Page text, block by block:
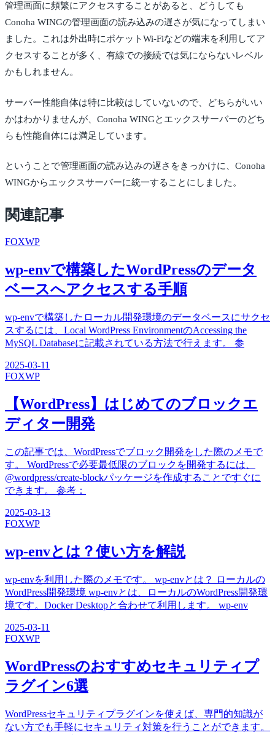
管理画面に頻繁にアクセスすることがあると、どうしても
Conoha WINGの管理画面の読み込みの遅さが気になってしまい
ました。これは外出時にポケットWi-Fiなどの端末を利用してア
クセスすることが多く、有線での接続では気にならないレベル
かもしれません。
サーバー性能自体は特に比較はしていないので、どちらがいい
かはわかりませんが、Conoha WINGとエックスサーバーのどち
らも性能自体には満足しています。
ということで管理画面の読み込みの遅さをきっかけに、Conoha
WINGからエックスサーバーに統一することにしました。
関連記事
FOXWP
wp-envで構築したWordPressのデータ
ベースへアクセスする手順
wp-envで構築したローカル開発環境のデータベースにサクセ
スするには、Local WordPress EnvironmentのAccessing the
MySQL Databaseに記載されている方法で行えます。 参
2025-03-11
FOXWP
【WordPress】はじめてのブロックエ
ディター開発
この記事では、WordPressでブロック開発をした際のメモで
す。 WordPressで必要最低限のブロックを開発するには、
@wordpress/create-blockパッケージを作成することですぐに
できます。 参考：
2025-03-13
FOXWP
wp-envとは？使い方を解説
wp-envを利用した際のメモです。 wp-envとは？ ローカルの
WordPress開発環境 wp-envとは、ローカルのWordPress開発環
境です。Docker Desktopと合わせて利用します。 wp-env
2025-03-11
FOXWP
WordPressのおすすめセキュリティプ
ラグイン6選
WordPressセキュリティプラグインを使えば、専門的知識が
ない方でも手軽にセキュリティ対策を行うことができます。